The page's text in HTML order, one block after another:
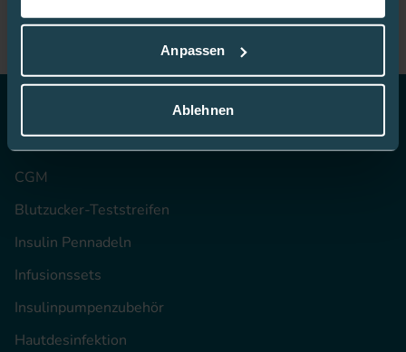
In dieser
Anpassen
Ablehnen
Top Themen
CGM
Blutzucker-Teststreifen
Insulin Pennadeln
Infusionssets
Insulinpumpenzubehör
Hautdesinfektion